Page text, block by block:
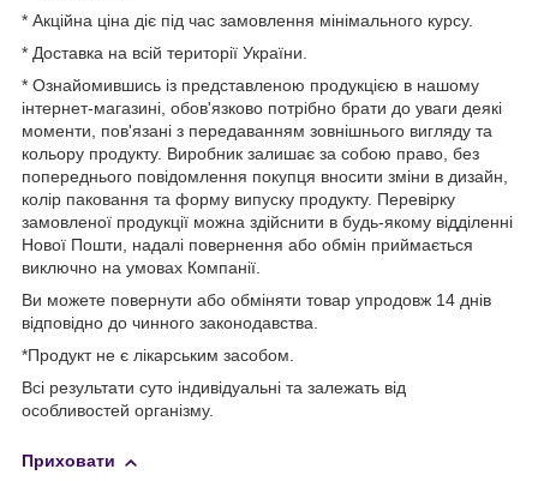
* Акційна ціна діє під час замовлення мінімального курсу.
* Доставка на всій території України.
* Ознайомившись із представленою продукцією в нашому
інтернет-магазині, обов'язково потрібно брати до уваги деякі
моменти, пов'язані з передаванням зовнішнього вигляду та
кольору продукту. Виробник залишає за собою право, без
попереднього повідомлення покупця вносити зміни в дизайн,
колір паковання та форму випуску продукту. Перевірку
замовленої продукції можна здійснити в будь-якому відділенні
Нової Пошти, надалі повернення або обмін приймається
виключно на умовах Компанії.
Ви можете повернути або обміняти товар упродовж 14 днів
відповідно до чинного законодавства.
*Продукт не є лікарським засобом.
Всі результати суто індивідуальні та залежать від
особливостей організму.
Приховати